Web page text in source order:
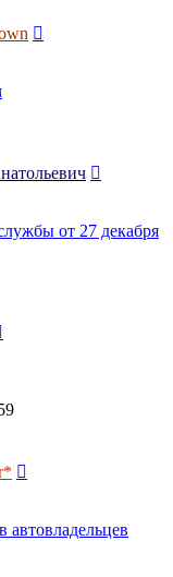
от 27 декабря